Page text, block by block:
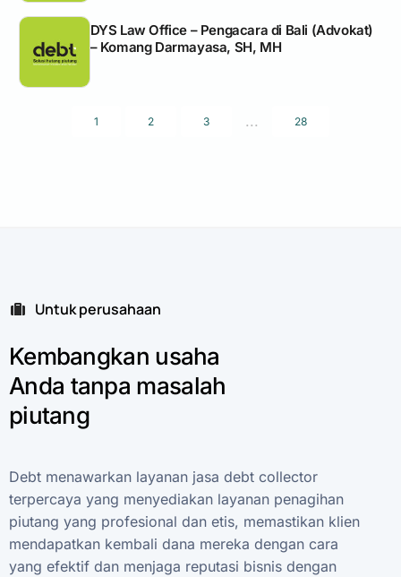
DYS Law Office – Pengacara di Bali (Advokat)
– Komang Darmayasa, SH, MH
1 2 3 ... 28
Untuk perusahaan
Kembangkan usaha
Anda tanpa masalah
piutang
Debt menawarkan layanan jasa debt collector
terpercaya yang menyediakan layanan penagihan
piutang yang profesional dan etis, memastikan klien
mendapatkan kembali dana mereka dengan cara
yang efektif dan menjaga reputasi bisnis dengan